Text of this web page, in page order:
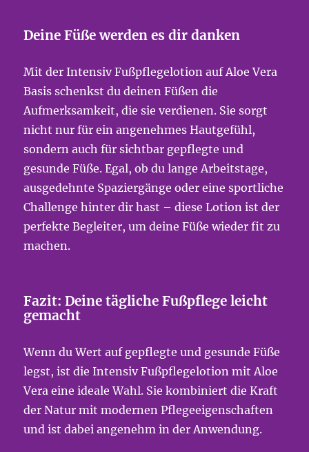
Deine Füße werden es dir danken
Mit der Intensiv Fußpflegelotion auf Aloe Vera
Basis schenkst du deinen Füßen die
Aufmerksamkeit, die sie verdienen. Sie sorgt
nicht nur für ein angenehmes Hautgefühl,
sondern auch für sichtbar gepflegte und
gesunde Füße. Egal, ob du lange Arbeitstage,
ausgedehnte Spaziergänge oder eine sportliche
Challenge hinter dir hast – diese Lotion ist der
perfekte Begleiter, um deine Füße wieder fit zu
machen.
Fazit: Deine tägliche Fußpflege leicht
gemacht
Wenn du Wert auf gepflegte und gesunde Füße
legst, ist die Intensiv Fußpflegelotion mit Aloe
Vera eine ideale Wahl. Sie kombiniert die Kraft
der Natur mit modernen Pflegeeigenschaften
und ist dabei angenehm in der Anwendung.